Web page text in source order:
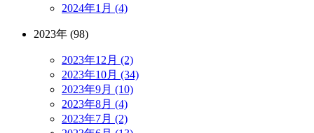
2024年1月 (4)
2023年 (98)
2023年12月 (2)
2023年10月 (34)
2023年9月 (10)
2023年8月 (4)
2023年7月 (2)